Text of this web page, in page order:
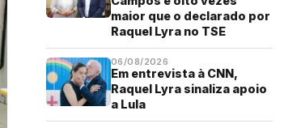
maior que o declarado por
Raquel Lyra no TSE
06/08/2026
Em entrevista à CNN,
Raquel Lyra sinaliza apoio
a Lula